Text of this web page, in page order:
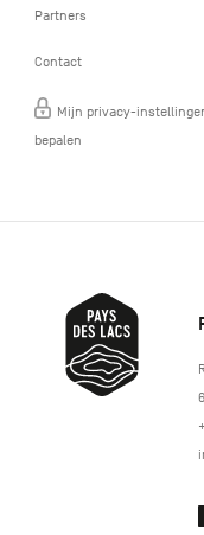
Partners
Contact
Mijn privacy-
bepalen